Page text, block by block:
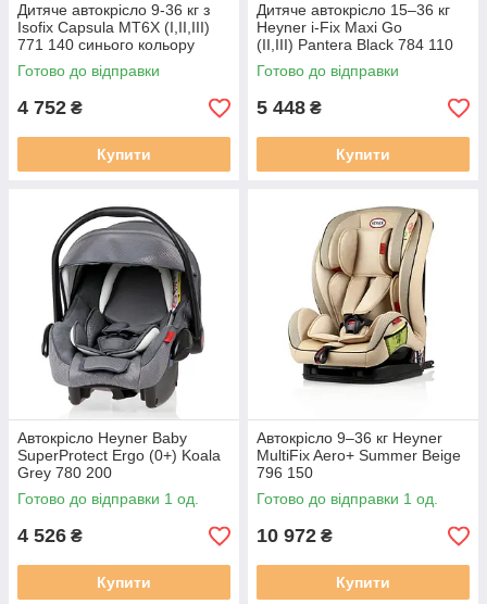
Дитяче автокрісло 9-36 кг з
Isofix Capsula MT6X (I,II,III)
771 140 синього кольору
Готово до відправки
4 752 ₴
Купити
Дитяче автокрісло 15–36 кг
Heyner i-Fix Maxi Go
(II,III) Pantera Black 784 110
чорного кольору
Готово до відправки
5 448 ₴
Купити
Автокрісло Heyner Baby
SuperProtect Ergo (0+) Koala
Grey 780 200
Готово до відправки 1 од.
4 526 ₴
Купити
Автокрісло 9–36 кг Heyner
MultiFix Aero+ Summer Beige
796 150
Готово до відправки 1 од.
10 972 ₴
Купити